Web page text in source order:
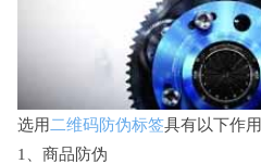
选用二维码防伪标签具有以下作用
1、商品防伪